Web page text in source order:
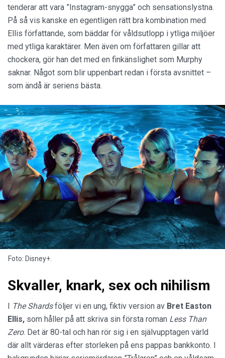
tenderar att vara ”Instagram-snygga” och sensationslystna.
På så vis kanske en egentligen rätt bra kombination med
Ellis författande, som bäddar för våldsutlopp i ytliga miljöer
med ytliga karaktärer. Men även om författaren gillar att
chockera, gör han det med en finkänslighet som Murphy
saknar. Något som blir uppenbart redan i första avsnittet –
som ändå är seriens bästa.
Foto: Disney+.
Skvaller, knark, sex och nihilism
I The Shardsföljer vi en ung, fiktiv version av Bret Easton
Ellis, som håller på att skriva sin första roman Less Than
Zero. Det är 80-tal och han rör sig i en självupptagen värld
där allt värderas efter storleken på ens pappas bankkonto. I